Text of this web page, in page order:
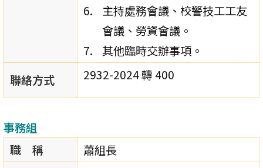
主持處務會議、校警技工工友
會議、勞資會議。
其他臨時交辦事項。
聯絡方式
2932-2024 轉 400
事務組
職 稱
蕭組長